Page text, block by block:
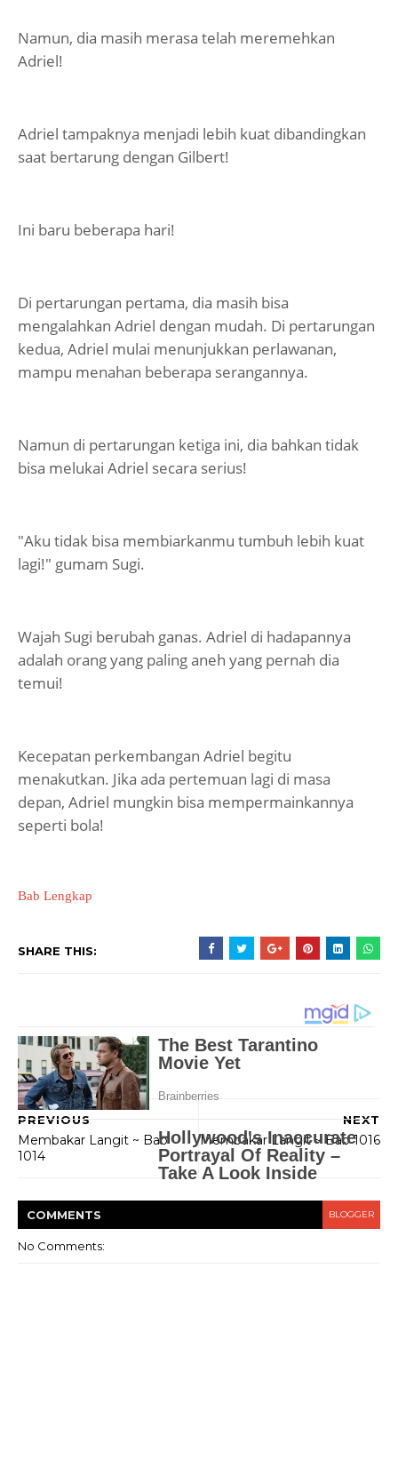
Namun, dia masih merasa telah meremehkan
Adriel!
Adriel tampaknya menjadi lebih kuat dibandingkan
saat bertarung dengan Gilbert!
Ini baru beberapa hari!
Di pertarungan pertama, dia masih bisa
mengalahkan Adriel dengan mudah. Di pertarungan
kedua, Adriel mulai menunjukkan perlawanan,
mampu menahan beberapa serangannya.
Namun di pertarungan ketiga ini, dia bahkan tidak
bisa melukai Adriel secara serius!
"Aku tidak bisa membiarkanmu tumbuh lebih kuat
lagi!" gumam Sugi.
Wajah Sugi berubah ganas. Adriel di hadapannya
adalah orang yang paling aneh yang pernah dia
temui!
Kecepatan perkembangan Adriel begitu
menakutkan. Jika ada pertemuan lagi di masa
depan, Adriel mungkin bisa mempermainkannya
seperti bola!
Bab Lengkap
SHARE THIS:
NEXT
Membakar Langit ~ Bab 1016
PREVIOUS
Membakar Langit ~ Bab
1014
COMMENTS BLOGGER
No Comments: